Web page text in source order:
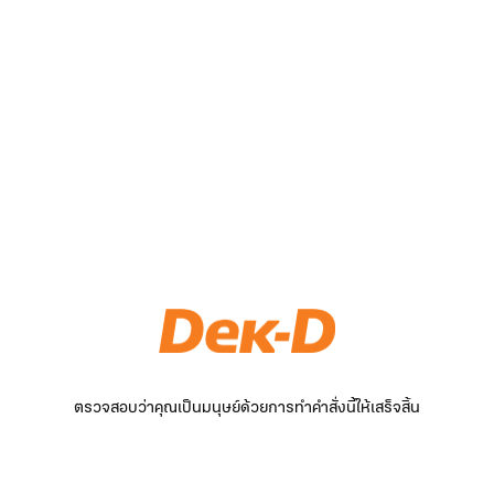
ตรวจสอบว่าคุณเป็นมนุษย์ด้วยการทำคำสั่งนี้ให้เสร็จสิ้น